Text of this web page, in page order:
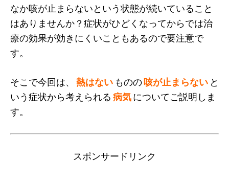
なか咳が止まらないという状態が続いていること
はありませんか？症状がひどくなってからでは治
療の効果が効きにくいこともあるので要注意で
す。
そこで今回は、 熱はない ものの咳が止まらない と
いう症状から考えられる 病気についてご説明しま
す。
スポンサードリンク